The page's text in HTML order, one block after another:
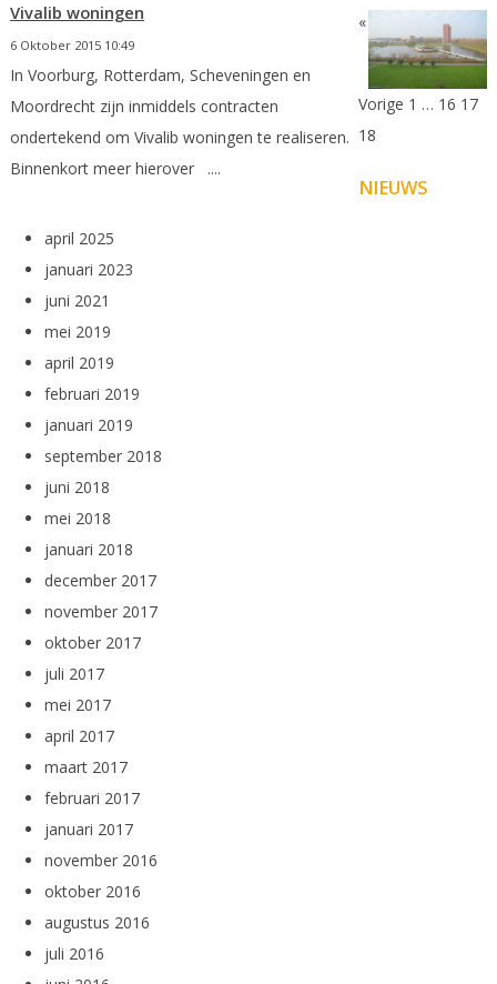
Vivalib woningen
6 Oktober 2015 10:49
In Voorburg, Rotterdam, Scheveningen en
Moordrecht zijn inmiddels contracten
ondertekend om Vivalib woningen te realiseren.
Binnenkort meer hierover ....
«
Vorige 1 … 16 17
18
NIEUWS
april 2025
januari 2023
juni 2021
mei 2019
april 2019
februari 2019
januari 2019
september 2018
juni 2018
mei 2018
januari 2018
december 2017
november 2017
oktober 2017
juli 2017
mei 2017
april 2017
maart 2017
februari 2017
januari 2017
november 2016
oktober 2016
augustus 2016
juli 2016